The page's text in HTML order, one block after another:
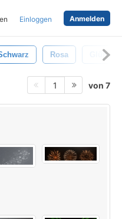
Einloggen Anmelden
Rosa Glühend
1 von 7